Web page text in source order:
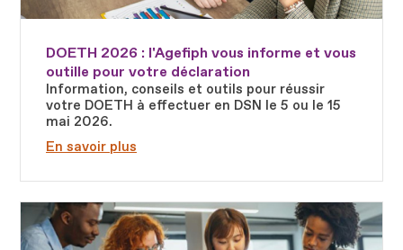
DOETH 2026 : l'Agefiph vous informe et vous
outille pour votre déclaration
Information, conseils et outils pour réussir
votre DOETH à effectuer en DSN le 5 ou le 15
mai 2026.
En savoir plus
Fichier